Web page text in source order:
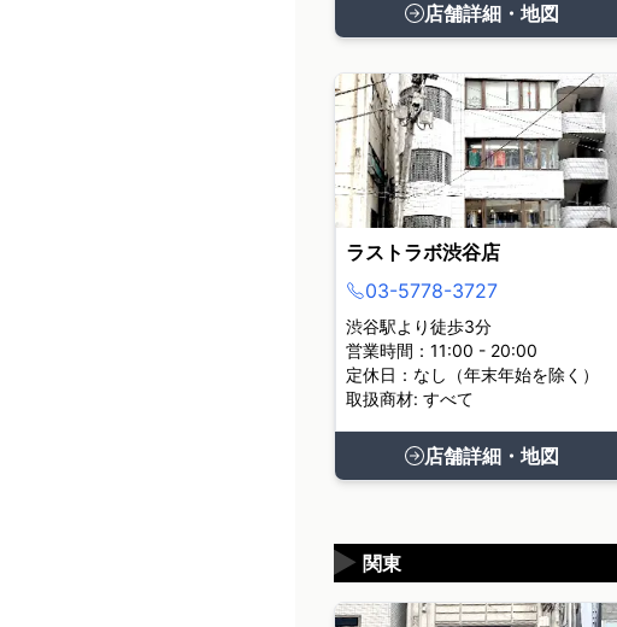
店舗詳細・地図
ラストラボ渋谷店
03-5778-3727
渋谷駅より徒歩3分
営業時間：11:00 - 20:00
定休日：なし（年末年始を除く）
取扱商材: すべて
店舗詳細・地図
関東
▶